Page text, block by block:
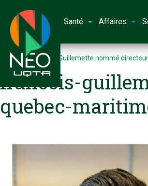
Santé Affaires
Accueil François Guillemette nommé
francois-
quebec-